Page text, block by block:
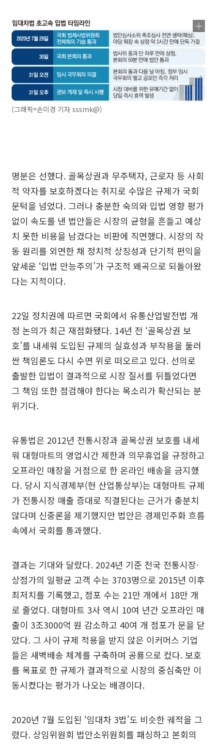
(그래픽=손미경 기자 sssmk@)
명분은 선했다. 골목상권과 무주택자, 근로자 등 사회
적 약자를 보호하겠다는 취지로 수많은 규제가 국회
문턱을 넘었다. 그러나 충분한 숙의와 입법 영향 평가
없이 속도를 낸 법안들은 시장의 균형을 흔들고 예상
치 못한 비용을 남겼다는 비판에 직면했다. 시장의 작
동 원리를 외면한 채 정치적 상징성과 단기적 편익을
앞세운 ‘입법 만능주의’가 구조적 왜곡으로 되돌아왔
다는 지적이다.
22일 정치권에 따르면 국회에서 유통산업발전법 개
정 논의가 최근 재점화됐다. 14년 전 ‘골목상권 보
호’를 내세워 도입된 규제의 실효성과 부작용을 둘러
싼 책임론도 다시 수면 위로 떠오르고 있다. 선의로
출발한 입법이 결과적으로 시장 질서를 뒤틀었다면
그 책임 또한 점검해야 한다는 목소리가 확산되는 분
위기다.
유통법은 2012년 전통시장과 골목상권 보호를 내세
워 대형마트의 영업시간 제한과 의무휴업을 규정하고
오프라인 매장을 거점으로 한 온라인 배송을 금지했
다. 당시 지식경제부(현 산업통상부)는 대형마트 규제
가 전통시장 매출 증대로 직결된다는 근거가 충분치
않다며 신중론을 제기했지만 법안은 경제민주화 흐름
속에서 국회를 통과했다.
결과는 기대와 달랐다. 2024년 기준 전국 전통시장·
상점가의 일평균 고객 수는 3703명으로 2015년 이후
최저치를 기록했고, 점포 수는 21만 개에서 18만 개
로 줄었다. 대형마트 3사 역시 10여 년간 오프라인 매
출이 3조3000억 원 감소하고 40여 개 점포가 문을 닫
았다. 그 사이 규제 적용을 받지 않은 이커머스 기업
들은 새벽배송 체계를 구축하며 공룡으로 컸다. 보호
를 목표로 한 규제가 결과적으로 시장의 중심축만 이
동시켰다는 평가가 나오는 배경이다.
2020년 7월 도입된 ‘임대차 3법’도 비슷한 궤적을 그
렸다. 상임위원회 법안소위원회를 패싱하고 본회의